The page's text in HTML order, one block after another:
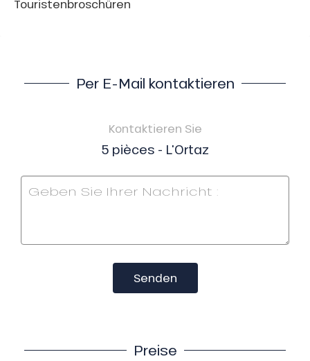
Touristenbroschüren
Per E-Mail kontaktieren
Kontaktieren Sie
5 pièces - L'Ortaz
Senden
Preise